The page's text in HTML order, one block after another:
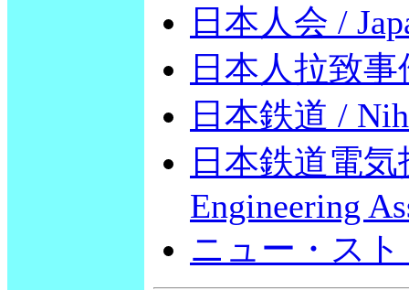
日本人会 /
日本人拉致事
日本鉄道 /
日本鉄道電
Engineering
ニュー・スト